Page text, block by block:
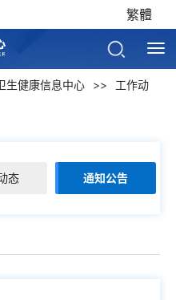
繁體
生健康信息中心 >> 工作动
态 通知公告